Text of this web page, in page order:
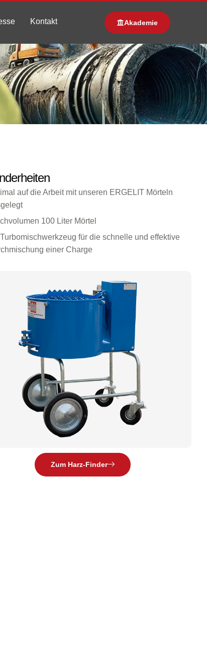
Kontakt Akademie
auf die Arbeit mit unseren ERGELIT Mörteln
100 Liter Mörtel
für die schnelle und effektive
einer Charge
Zum Harz-Finder